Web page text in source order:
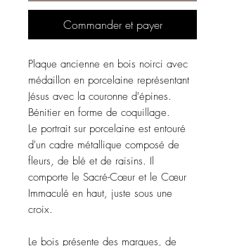
Commander et payer
Plaque ancienne en bois noirci avec
médaillon en porcelaine représentant
Jésus avec la couronne d'épines.
Bénitier en forme de coquillage.
Le portrait sur porcelaine est entouré
d'un cadre métallique composé de
fleurs, de blé et de raisins. Il
comporte le Sacré-Cœur et le Cœur
Immaculé en haut, juste sous une
croix.
Le bois présente des marques, de